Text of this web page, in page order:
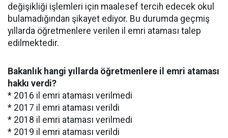
değişikliği işlemleri için maalesef tercih edecek okul
bulamadığından şikayet ediyor. Bu durumda geçmiş
yıllarda öğretmenlere verilen il emri ataması talep
edilmektedir.
Bakanlık hangi yıllarda öğretmenlere il emri ataması
hakkı verdi?
* 2016 il emri ataması verilmedi
* 2017 il emri ataması verildi
* 2018 il emri ataması verilmedi
* 2019 il emri ataması verildi